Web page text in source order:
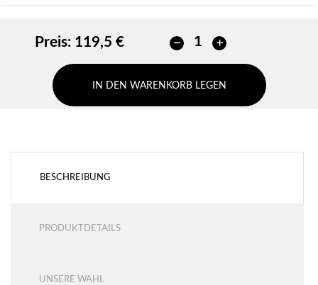
Preis: 119,5 €
IN DEN WARENKORB LEGEN
BESCHREIBUNG
PRODUKTDETAILS
UNSERE WAHL